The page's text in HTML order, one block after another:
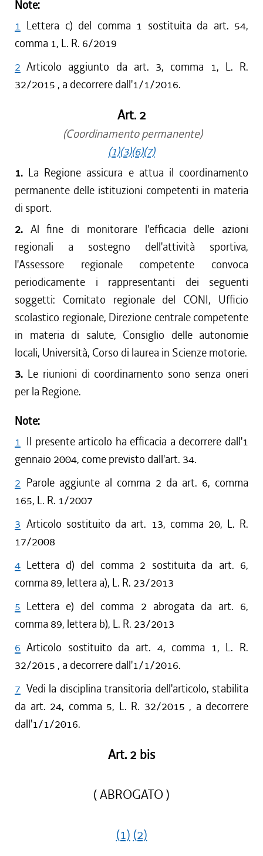
Note:
1 Lettera c) del comma 1 sostituita da art. 54,
comma 1, L. R. 6/2019
2 Articolo aggiunto da art. 3, comma 1, L. R.
32/2015 , a decorrere dall'1/1/2016.
Art. 2
(Coordinamento permanente)
(1)(3)(6)(7)
1. La Regione assicura e attua il coordinamento
permanente delle istituzioni competenti in materia
di sport.
2. Al fine di monitorare l'efficacia delle azioni
regionali a sostegno dell'attività sportiva,
l'Assessore regionale competente convoca
periodicamente i rappresentanti dei seguenti
soggetti: Comitato regionale del CONI, Ufficio
scolastico regionale, Direzione centrale competente
in materia di salute, Consiglio delle autonomie
locali, Università, Corso di laurea in Scienze motorie.
3. Le riunioni di coordinamento sono senza oneri
per la Regione.
Note:
1 Il presente articolo ha efficacia a decorrere dall'1
gennaio 2004, come previsto dall'art. 34.
2 Parole aggiunte al comma 2 da art. 6, comma
165, L. R. 1/2007
3 Articolo sostituito da art. 13, comma 20, L. R.
17/2008
4 Lettera d) del comma 2 sostituita da art. 6,
comma 89, lettera a), L. R. 23/2013
5 Lettera e) del comma 2 abrogata da art. 6,
comma 89, lettera b), L. R. 23/2013
6 Articolo sostituito da art. 4, comma 1, L. R.
32/2015 , a decorrere dall'1/1/2016.
7 Vedi la disciplina transitoria dell'articolo, stabilita
da art. 24, comma 5, L. R. 32/2015 , a decorrere
dall'1/1/2016.
Art. 2 bis
( ABROGATO )
(1) (2)